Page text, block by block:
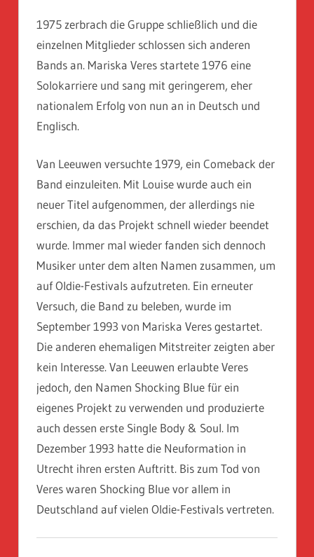
1975 zerbrach die Gruppe schließlich und die
einzelnen Mitglieder schlossen sich anderen
Bands an. Mariska Veres startete 1976 eine
Solokarriere und sang mit geringerem, eher
nationalem Erfolg von nun an in Deutsch und
Englisch.
Van Leeuwen versuchte 1979, ein Comeback der
Band einzuleiten. Mit Louise wurde auch ein
neuer Titel aufgenommen, der allerdings nie
erschien, da das Projekt schnell wieder beendet
wurde. Immer mal wieder fanden sich dennoch
Musiker unter dem alten Namen zusammen, um
auf Oldie-Festivals aufzutreten. Ein erneuter
Versuch, die Band zu beleben, wurde im
September 1993 von Mariska Veres gestartet.
Die anderen ehemaligen Mitstreiter zeigten aber
kein Interesse. Van Leeuwen erlaubte Veres
jedoch, den Namen Shocking Blue für ein
eigenes Projekt zu verwenden und produzierte
auch dessen erste Single Body & Soul. Im
Dezember 1993 hatte die Neuformation in
Utrecht ihren ersten Auftritt. Bis zum Tod von
Veres waren Shocking Blue vor allem in
Deutschland auf vielen Oldie-Festivals vertreten.